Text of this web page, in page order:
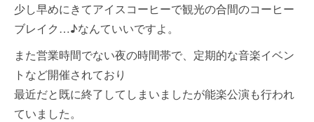
少し早めにきてアイスコーヒーで観光の合間のコーヒー
ブレイク…♪なんていいですよ。
また営業時間でない夜の時間帯で、定期的な音楽イベン
トなど開催されており
最近だと既に終了してしまいましたが能楽公演も行われ
ていました。